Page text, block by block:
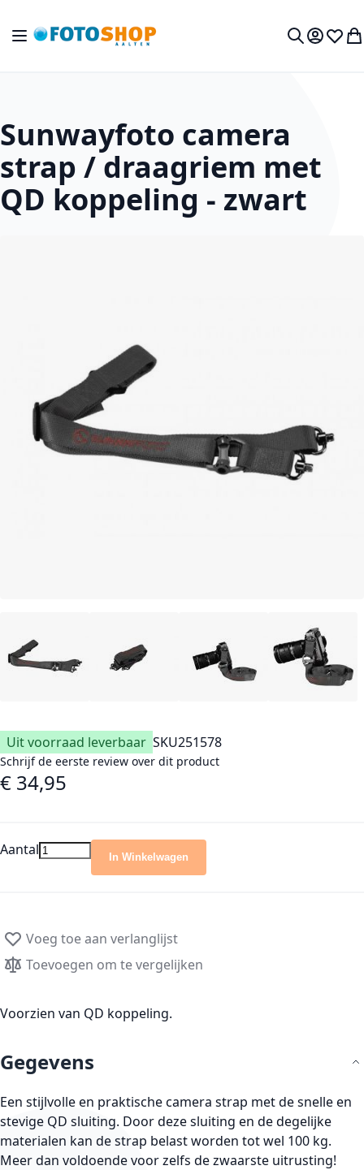
Toggle Nav
Mijn
Sunwayfoto camera
strap / draagriem met
QD koppeling - zwart
Uit voorraad leverbaar SKU251578
Schrijf de eerste review over dit product
€ 34,95
Aantal In Winkelwagen
Voeg toe aan verlanglijst
Toevoegen om te vergelijken
Voorzien van QD koppeling.
Gegevens
Een stijlvolle en praktische camera strap met de snelle en
stevige QD sluiting. Door deze sluiting en de degelijke
materialen kan de strap belast worden tot wel 100 kg.
Meer dan voldoende voor zelfs de zwaarste uitrusting!